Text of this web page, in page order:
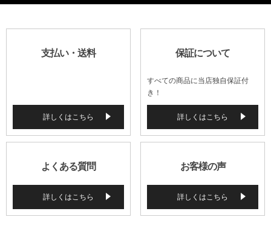
支払い・送料
詳しくはこちら
保証について
すべての商品に当店独自保証付
き！
詳しくはこちら
よくある質問
詳しくはこちら
お客様の声
詳しくはこちら